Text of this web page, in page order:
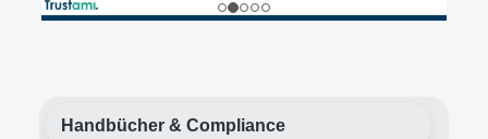
Handbücher & Compliance